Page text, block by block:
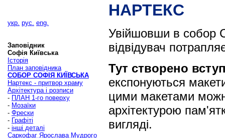
укр. рус. eng.
Заповідник
Софія Київська
Історія
План заповідника
СОБОР СОФІЯ КИЇВСЬКА
Нартекс - притвор храму
Архітектура і розписи
- ПЛАН 1-го поверху
- Мозаїки
- Фрески
- Графіті
- інші деталі
Саркофаг Ярослава Мудрого
НАРТЕКС
Увійшовши в собор
відвідувач
Тут створено
експонуються
цими макетами
архітектурою
вигляді.